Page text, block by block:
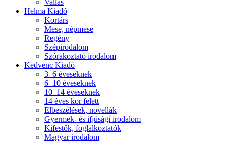
Helma Kiadó
Kortárs
Mese, népmese
Regény
Szépirodalom
Szórakoztató irodalom
Kedvenc Kiadó
3–6 éveseknek
6–10 éveseknek
10–14 éveseknek
14 éves kor felett
Elbeszélések, novellák
Gyermek- és ifjúsági irodalom
Kifestők, foglalkoztatók
Magyar irodalom